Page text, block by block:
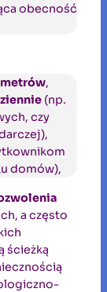
obecność
metrów,
(np.
czy
domów),
a często
ścieżką